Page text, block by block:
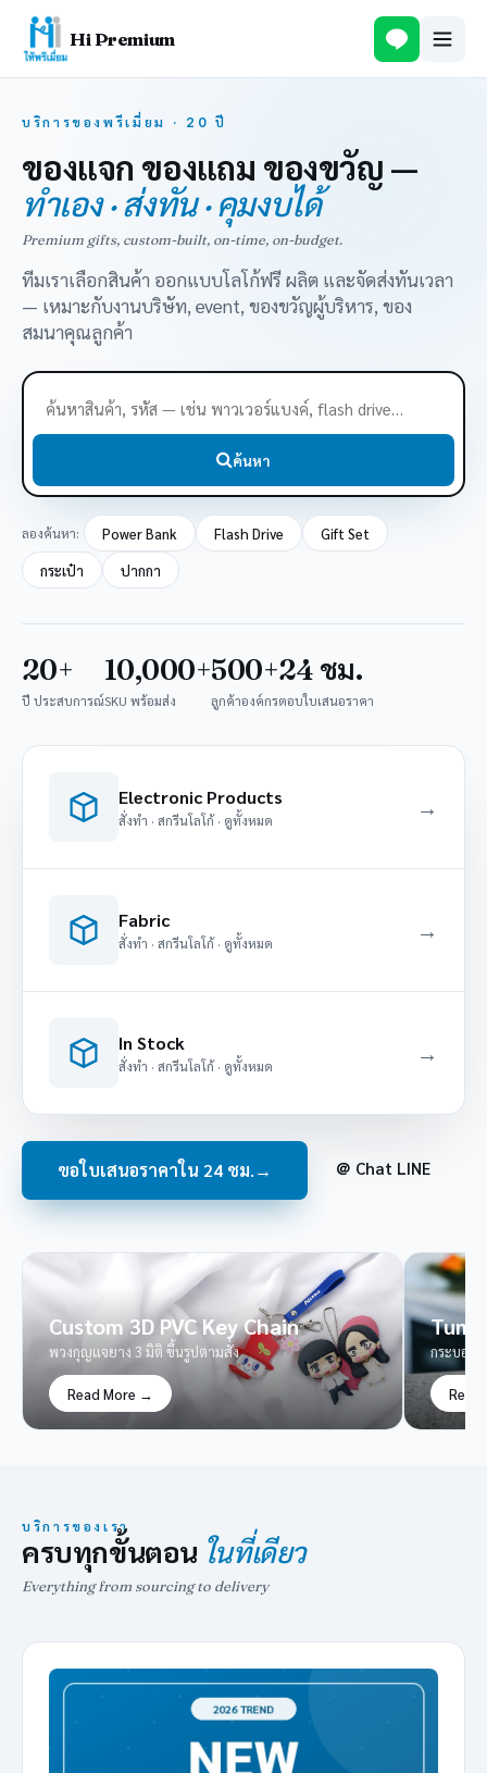
Hi Premium
บริการของพรีเมี่ยม · 20 ปี
ของแจก ของแถม ของขวัญ —
ทำเอง · ส่งทัน · คุมงบได้
Premium gifts, custom-built, on-time, on-budget.
ทีมเราเลือกสินค้า ออกแบบโลโก้ฟรี ผลิต และจัดส่งทันเวลา
— เหมาะกับงานบริษัท, event, ของขวัญผู้บริหาร, ของ
สมนาคุณลูกค้า
ค้นหา
ลองค้นหา: Power Bank Flash Drive
Gift Set
กระเป๋า
ปากกา
20+
ปี ประสบการณ์
10,000+
SKU พร้อมส่ง
500+
ลูกค้าองค์กร
24 ชม.
ตอบใบเสนอราคา
Electronic Products
สั่งทำ · สกรีนโลโก้ · ดูทั้งหมด →
Fabric
สั่งทำ · สกรีนโลโก้ · ดูทั้งหมด →
In Stock
สั่งทำ · สกรีนโลโก้ · ดูทั้งหมด →
ขอใบเสนอราคาใน 24 ชม.→ ＠ Chat LINE
Custom 3D PVC Key Chain
พวงกุญแจยาง 3 มิติ ขึ้นรูปตามสั่ง
Read More →
กระบอก
บริการของเรา
ครบทุกขั้นตอน ในที่เดียว
Everything from sourcing to delivery